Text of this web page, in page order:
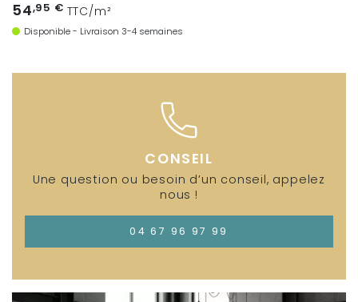
54,95 € TTC/m²
Disponible - Livraison 3-4 semaines
CONSEIL
Une question ou besoin d’un conseil, appelez
nous !
04 67 96 97 99